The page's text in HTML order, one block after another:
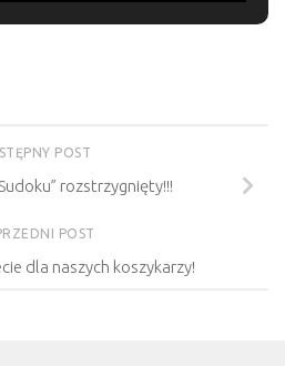
POST
rozstrzygnięty!!!
POST
dla naszych koszykarzy!